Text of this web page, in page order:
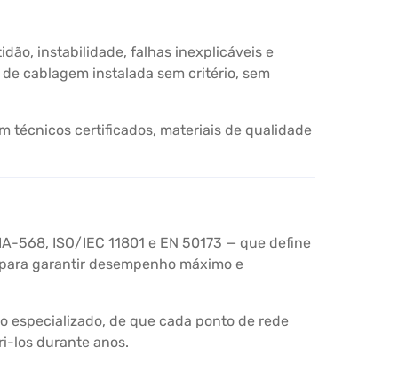
instabilidade, falhas inexplicáveis e
cablagem instalada sem critério, sem
técnicos certificados, materiais de qualidade
ISO/IEC 11801 e EN 50173 — que define
garantir desempenho máximo e
especializado, de que cada ponto de rede
los durante anos.